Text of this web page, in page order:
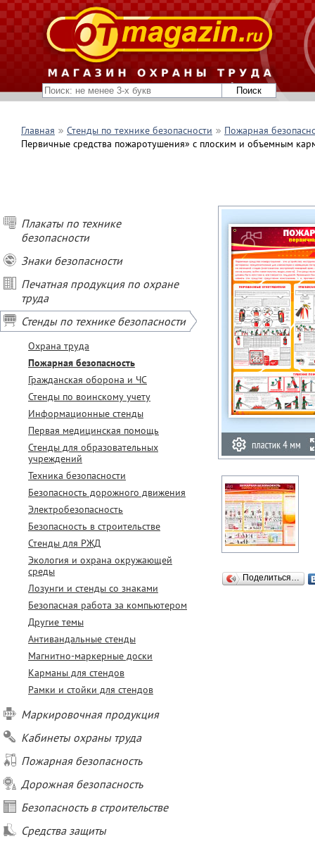
Главная Стенды по технике безопасности
Пожарная
Первичные средства пожаротушения» с плоским и объемным
Плакаты по технике
безопасности
Знаки безопасности
Печатная продукция по охране
труда
Стенды по технике безопасности
Охрана труда
Пожарная безопасность
Гражданская оборона и ЧС
Стенды по воинскому учету
Информационные стенды
Первая медицинская помощь
Стенды для образовательных
учреждений
Техника безопасности
Безопасность дорожного движения
Электробезопасность
Безопасность в строительстве
Стенды для РЖД
Экология и охрана окружающей
среды
Лозунги и стенды со знаками
Безопасная работа за компьютером
Другие темы
Антивандальные стенды
Магнитно-маркерные доски
Карманы для стендов
Рамки и стойки для стендов
Маркировочная продукция
Кабинеты охраны труда
Пожарная безопасность
Дорожная безопасность
Безопасность в строительстве
Средства защиты
Поделиться…